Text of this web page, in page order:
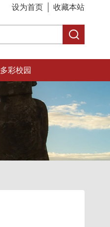
设为首页 收藏本站
多彩校园